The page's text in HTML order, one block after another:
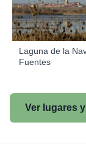
Laguna de la
Fuentes
Ver lugares